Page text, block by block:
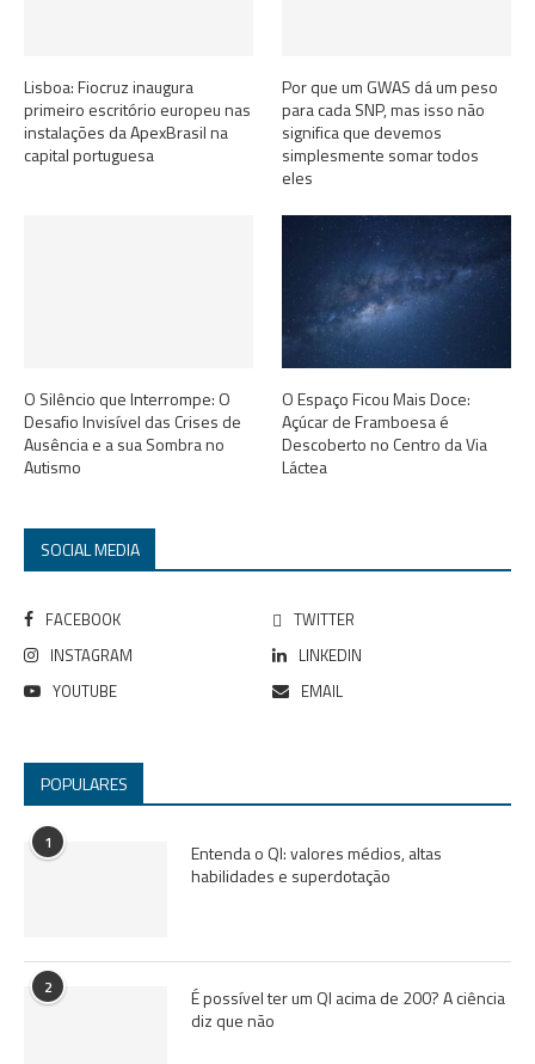
Lisboa: Fiocruz inaugura
primeiro escritório europeu nas
instalações da ApexBrasil na
capital portuguesa
Por que um GWAS dá um peso
para cada SNP, mas isso não
significa que devemos
simplesmente somar todos
eles
O Silêncio que Interrompe: O
Desafio Invisível das Crises de
Ausência e a sua Sombra no
Autismo
O Espaço Ficou Mais Doce:
Açúcar de Framboesa é
Descoberto no Centro da Via
Láctea
SOCIAL MEDIA
FACEBOOK
TWITTER
INSTAGRAM
LINKEDIN
YOUTUBE
EMAIL
POPULARES
1
Entenda o QI: valores médios, altas
habilidades e superdotação
2
É possível ter um QI acima de 200? A ciência
diz que não